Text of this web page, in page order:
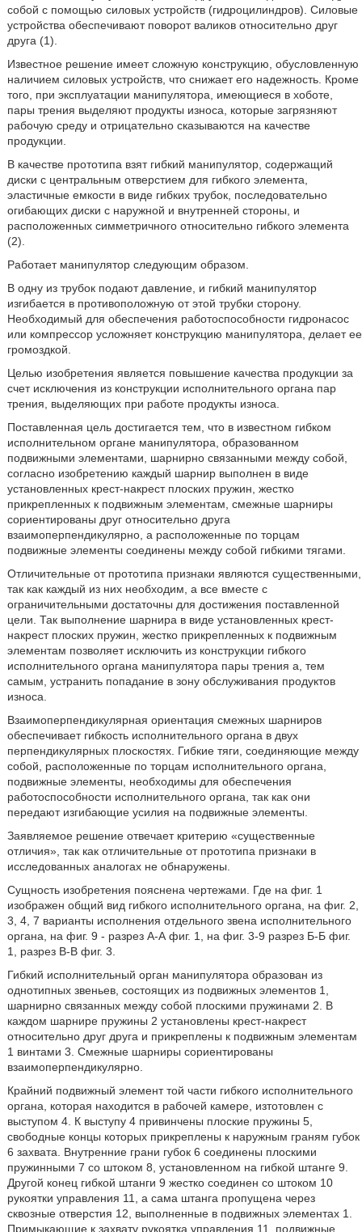
собой с помощью силовых устройств (гидроцилиндров). Силовые
устройства обеспечивают поворот валиков относительно друг
друга (1).
Известное решение имеет сложную конструкцию, обусловленную
наличием силовых устройств, что снижает его надежность. Кроме
того, при эксплуатации манипулятора, имеющиеся в хоботе,
пары трения выделяют продукты износа, которые загрязняют
рабочую среду и отрицательно сказываются на качестве
продукции.
В качестве прототипа взят гибкий манипулятор, содержащий
диски с центральным отверстием для гибкого элемента,
эластичные емкости в виде гибких трубок, последовательно
огибающих диски с наружной и внутренней стороны, и
расположенных симметричного относительно гибкого элемента
(2).
Работает манипулятор следующим образом.
В одну из трубок подают давление, и гибкий манипулятор
изгибается в противоположную от этой трубки сторону.
Необходимый для обеспечения работоспособности гидронасос
или компрессор усложняет конструкцию манипулятора, делает ее
громоздкой.
Целью изобретения является повышение качества продукции за
счет исключения из конструкции исполнительного органа пар
трения, выделяющих при работе продукты износа.
Поставленная цель достигается тем, что в известном гибком
исполнительном органе манипулятора, образованном
подвижными элементами, шарнирно связанными между собой,
согласно изобретению каждый шарнир выполнен в виде
установленных крест-накрест плоских пружин, жестко
прикрепленных к подвижным элементам, смежные шарниры
сориентированы друг относительно друга
взаимоперпендикулярно, а расположенные по торцам
подвижные элементы соединены между собой гибкими тягами.
Отличительные от прототипа признаки являются существенными,
так как каждый из них необходим, а все вместе с
ограничительными достаточны для достижения поставленной
цели. Так выполнение шарнира в виде установленных крест-
накрест плоских пружин, жестко прикрепленных к подвижным
элементам позволяет исключить из конструкции гибкого
исполнительного органа манипулятора пары трения а, тем
самым, устранить попадание в зону обслуживания продуктов
износа.
Взаимоперпендикулярная ориентация смежных шарниров
обеспечивает гибкость исполнительного органа в двух
перпендикулярных плоскостях. Гибкие тяги, соединяющие между
собой, расположенные по торцам исполнительного органа,
подвижные элементы, необходимы для обеспечения
работоспособности исполнительного органа, так как они
передают изгибающие усилия на подвижные элементы.
Заявляемое решение отвечает критерию «существенные
отличия», так как отличительные от прототипа признаки в
исследованных аналогах не обнаружены.
Сущность изобретения пояснена чертежами. Где на фиг. 1
изображен общий вид гибкого исполнительного органа, на фиг. 2,
3, 4, 7 варианты исполнения отдельного звена исполнительного
органа, на фиг. 9 - разрез А-А фиг. 1, на фиг. 3-9 разрез Б-Б фиг.
1, разрез В-В фиг. 3.
Гибкий исполнительный орган манипулятора образован из
однотипных звеньев, состоящих из подвижных элементов 1,
шарнирно связанных между собой плоскими пружинами 2. В
каждом шарнире пружины 2 установлены крест-накрест
относительно друг друга и прикреплены к подвижным элементам
1 винтами 3. Смежные шарниры сориентированы
взаимоперпендикулярно.
Крайний подвижный элемент той части гибкого исполнительного
органа, которая находится в рабочей камере, изтотовлен с
выступом 4. К выступу 4 привинчены плоские пружины 5,
свободные концы которых прикреплены к наружным граням губок
6 захвата. Внутренние грани губок 6 соединены плоскими
пружинными 7 со штоком 8, установленном на гибкой штанге 9.
Другой конец гибкой штанги 9 жестко соединен со штоком 10
рукоятки управления 11, а сама штанга пропущена через
сквозные отверстия 12, выполненные в подвижных элементах 1.
Примыкающие к захвату рукоятка управления 11, подвижные